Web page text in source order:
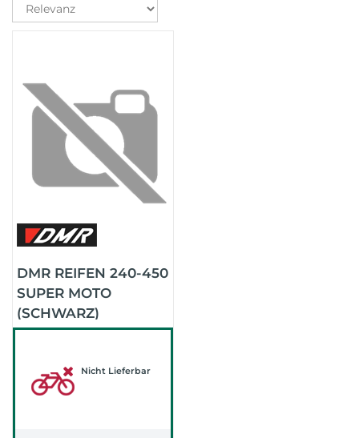
DMR REIFEN 240-450
SUPER MOTO
(SCHWARZ)
Nicht Lieferbar